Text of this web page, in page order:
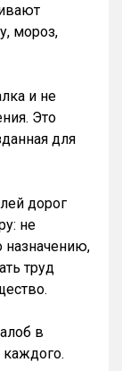
мороз,
и не
Это
для
дорог
не
назначению,
труд
в
каждого.